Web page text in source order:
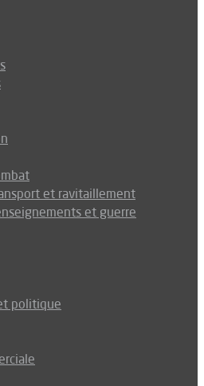
et ravitaillement
et guerre
politique